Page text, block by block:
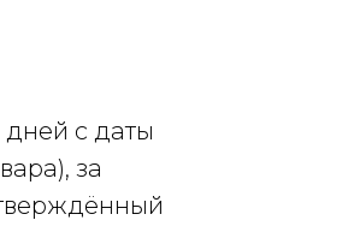
с даты
за